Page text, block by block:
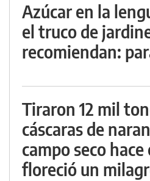
Azúcar en la
el truco de
recomiendan:
Tiraron 12 mil
cáscaras de
campo seco
floreció un